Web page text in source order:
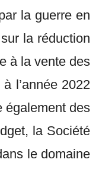
la guerre en
la réduction
à la vente des
l’année 2022
également des
la Société
le domaine